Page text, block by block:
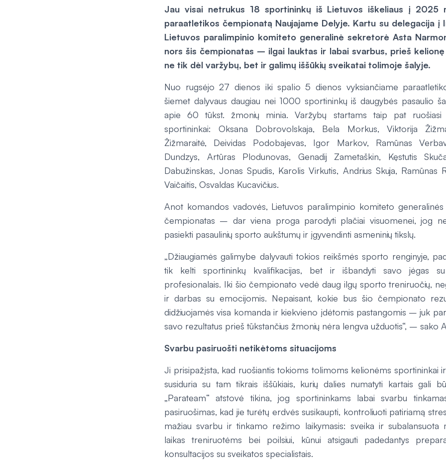
Jau visai netrukus 18 sportininkų iš Lietuvos iškeliaus į 2025
paraatletikos čempionatą Naujajame Delyje. Kartu su delegacija į
Lietuvos paralimpinio komiteto generalinė sekretorė Asta
nors šis čempionatas – ilgai lauktas ir labai svarbus, prieš kelionę
ne tik dėl varžybų, bet ir galimų iššūkių sveikatai tolimoje šalyje.
Nuo rugsėjo 27 dienos iki spalio 5 dienos vyksiančiame
šiemet dalyvaus daugiau nei 1000 sportininkų iš daugybės pasaulio
apie 60 tūkst. žmonių minia. Varžybų startams taip pat ruošiasi
sportininkai: Oksana Dobrovolskaja, Bela Morkus, Viktorija
Žižmaraitė, Deividas Podobajevas, Igor Markov, Ramūnas
Dundzys, Artūras Plodunovas, Genadij Zametaškin, Kęstutis
Dabužinskas, Jonas Spudis, Karolis Virkutis, Andrius Skuja, Ramūnas
Vaičaitis, Osvaldas Kucavičius.
Anot komandos vadovės, Lietuvos paralimpinio komiteto generalinės
čempionatas – dar viena proga parodyti plačiai visuomenei, jog
pasiekti pasaulinių sporto aukštumų ir įgyvendinti asmeninių tikslų.
„Džiaugiamės galimybe dalyvauti tokios reikšmės sporto renginyje,
tik kelti sportininkų kvalifikacijas, bet ir išbandyti savo jėgas
profesionalais. Iki šio čempionato vedė daug ilgų sporto treniruočių,
ir darbas su emocijomis. Nepaisant, kokie bus šio čempionato
didžiuojamės visa komanda ir kiekvieno įdėtomis pastangomis – juk
savo rezultatus prieš tūkstančius žmonių nėra lengva užduotis“, – sako
Svarbu pasiruošti netikėtoms situacijoms
Ji prisipažįsta, kad ruošiantis tokioms tolimoms kelionėms sportininkai
susiduria su tam tikrais iššūkiais, kurių dalies numatyti kartais gali
„Parateam“ atstovė tikina, jog sportininkams labai svarbu
pasiruošimas, kad jie turėtų erdvės susikaupti, kontroliuoti patiriamą
mažiau svarbu ir tinkamo režimo laikymasis: sveika ir subalansuota
laikas treniruotėms bei poilsiui, kūnui atsigauti padedantys
konsultacijos su sveikatos specialistais.